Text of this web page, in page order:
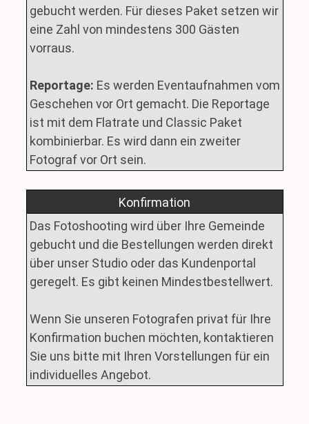
gebucht werden. Für dieses Paket setzen wir
eine Zahl von mindestens 300 Gästen
vorraus.
Reportage: Es werden Eventaufnahmen vom
Geschehen vor Ort gemacht. Die Reportage
ist mit dem Flatrate und Classic Paket
kombinierbar. Es wird dann ein zweiter
Fotograf vor Ort sein.
Konfirmation
Das Fotoshooting wird über Ihre Gemeinde
gebucht und die Bestellungen werden direkt
über unser Studio oder das Kundenportal
geregelt. Es gibt keinen Mindestbestellwert.
Wenn Sie unseren Fotografen privat für Ihre
Konfirmation buchen möchten, kontaktieren
Sie uns bitte mit Ihren Vorstellungen für ein
individuelles Angebot.